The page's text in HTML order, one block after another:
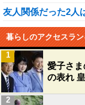
友人関係だった2人
暮らしのアクセスラ
愛子さ
の表れ
1
2